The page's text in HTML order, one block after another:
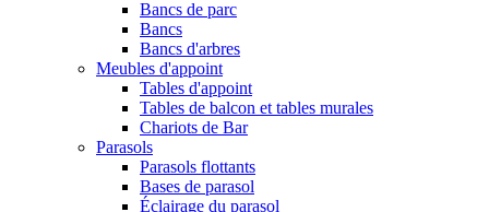
Bancs de parc
Bancs
Bancs d'arbres
Meubles d'appoint
Tables d'appoint
Tables de balcon et tables murales
Chariots de Bar
Parasols
Parasols flottants
Bases de parasol
Éclairage du parasol